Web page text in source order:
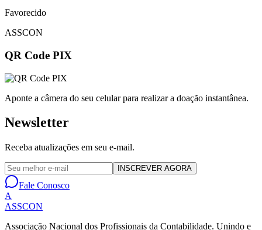
Favorecido
ASSCON
QR Code PIX
Aponte a câmera do seu celular para realizar a doação instantânea.
Newsletter
Receba atualizações em seu e-mail.
INSCREVER AGORA
Fale Conosco
A
ASSCON
Associação Nacional dos Profissionais da Contabilidade. Unindo e